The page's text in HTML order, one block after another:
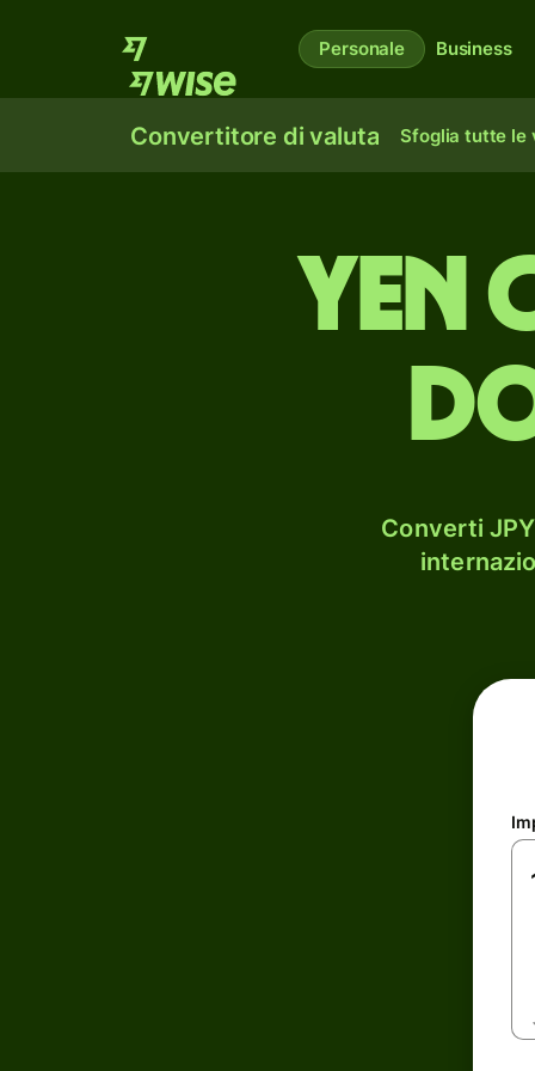
Personale Business
Convertitore di valuta Sfoglia tutte le
yen
Converti